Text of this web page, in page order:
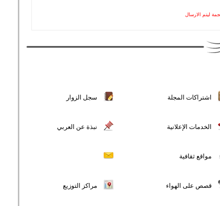
ليتم الارسال
سجل الزوار اشتراكات المجلة
نبذة عن العربي الخدمات الإعلانية
مواقع ثقافية
مراكز التوزيع قصص على الهواء